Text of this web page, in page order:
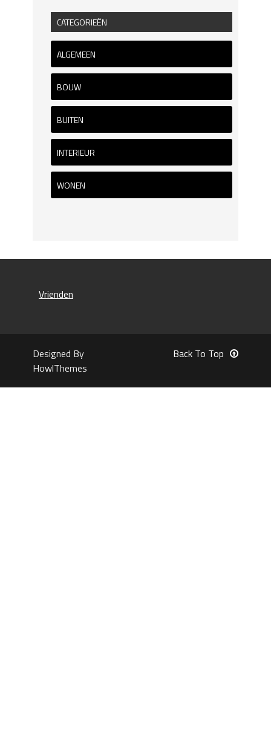
CATEGORIEËN
ALGEMEEN
BOUW
BUITEN
INTERIEUR
WONEN
Vrienden
Designed By
HowlThemes
Back To Top